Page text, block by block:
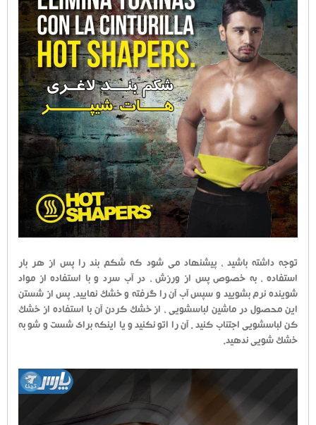
توجه داشته باشید ، پیشنهاد می شود که شکم بند را پس از هر بار
استفاده ، به خصوص پس از ورزش ، در آب سرد و با استفاده از مواد
شوینده نرم بشویید و سپس آب آن را گرفته و خشک نمایید. پس از شستن
این محصول در ماشین لباسشویی ، از خشک کردن آن با استفاده از خشک
کن لباسشویی اجتناب کنید . آن را اتو نکنید و یا اینکه برای شست و شو به
خشک شویی ندهید.